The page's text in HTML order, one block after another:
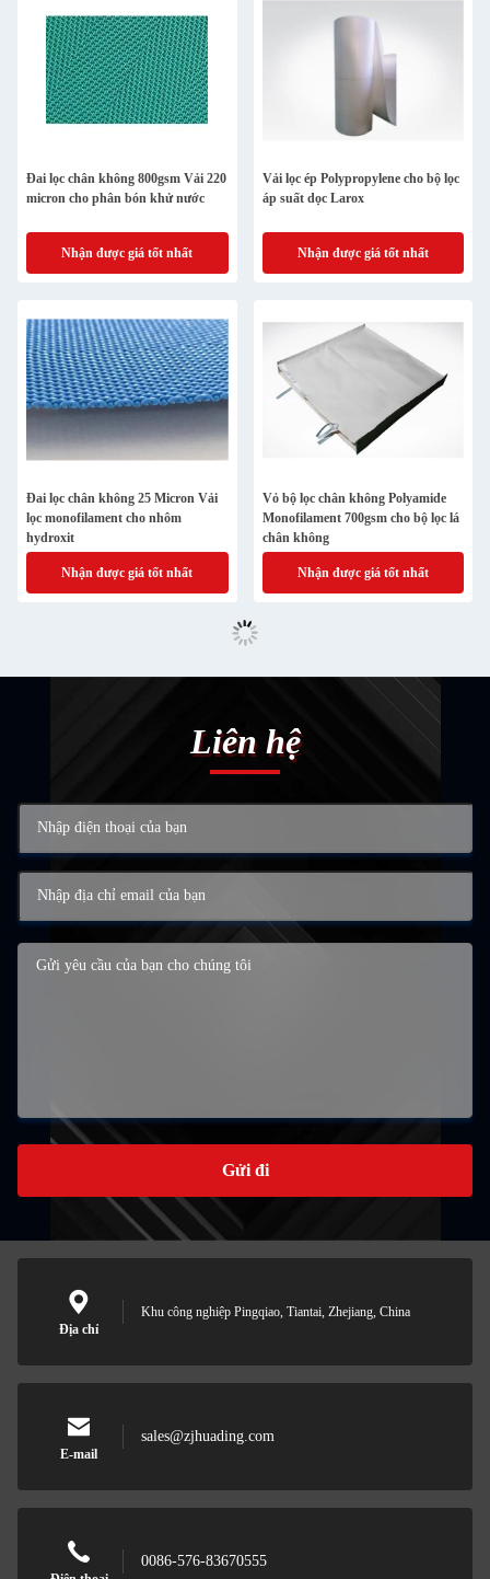
Đai lọc chân không 800gsm Vải 220
micron cho phân bón khử nước
Nhận được giá tốt nhất
Vải lọc ép Polypropylene cho bộ lọc
áp suất dọc Larox
Nhận được giá tốt nhất
Đai lọc chân không 25 Micron Vải
lọc monofilament cho nhôm
hydroxit
Nhận được giá tốt nhất
Vỏ bộ lọc chân không Polyamide
Monofilament 700gsm cho bộ lọc lá
chân không
Nhận được giá tốt nhất
Liên hệ
Gửi đi
Địa chỉ
Khu công nghiệp Pingqiao, Tiantai, Zhejiang, China
E-mail
sales@zjhuading.com
0086-576-83670555